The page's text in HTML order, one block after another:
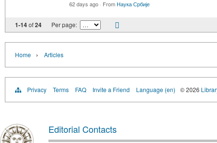
62 days ago · FromНаука Србије
1-14of24 Per page:
Home › Articles
Privacy Terms FAQ Invite a Friend Language (en) © 2026
Editorial Contacts